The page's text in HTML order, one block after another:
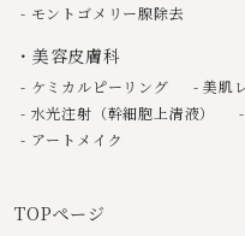
TOPページ
モントゴメリー腺除去
美容皮膚科
ケミカルピーリング
美肌
水光注射（幹細胞上清液）
アートメイク